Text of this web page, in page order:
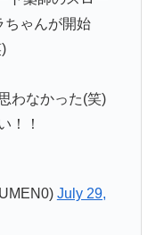
ちゃんが開始
わなかった(笑)
！！
July 29,